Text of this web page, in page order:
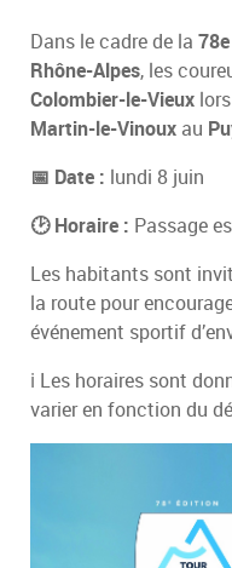
Dans le cadre de la
Rhône-Alpes, les
Colombier-le-Vieux
Martin-le-Vinoux au
📅 Date : lundi 8 juin
🕑 Horaire : Passage
Les habitants sont
la route pour
événement sportif
ℹ️ Les horaires sont
varier en fonction du